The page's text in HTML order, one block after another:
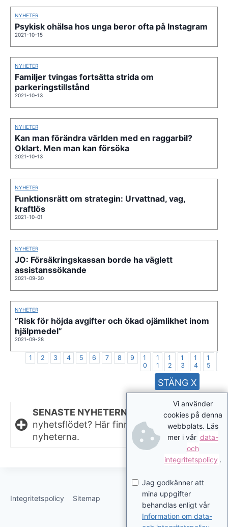
NYHETER
Psykisk ohälsa hos unga beror ofta på Instagram
2021-10-15
NYHETER
Familjer tvingas fortsätta strida om
parkeringstillstånd
2021-10-13
NYHETER
Kan man förändra världen med en raggarbil?
Oklart. Men man kan försöka
2021-10-13
NYHETER
Funktionsrätt om strategin: Urvattnad, vag,
kraftlös
2021-10-01
NYHETER
JO: Försäkringskassan borde ha väglett
assistanssökande
2021-09-30
NYHETER
”Risk för höjda avgifter och ökad ojämlikhet inom
hjälpmedel”
2021-09-28
1 2 3 4 5 6 7 8 9
1
0
1
1
1
2
1
3
1
4
1
5
SENASTE NYHETERNA.
Missat något i
nyhetsflödet? Här finns de senaste
nyheterna.
Integritetspolicy Sitemap
Vi använder
cookies på denna
webbplats. Läs
mer i vår data-
och
integritetspolicy .
Jag godkänner att
mina uppgifter
behandlas enligt vår
Information om data-
STÄNG X